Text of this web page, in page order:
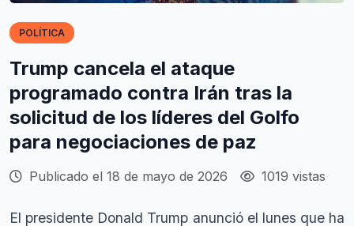
POLÍTICA
Trump cancela el ataque
programado contra Irán tras la
solicitud de los líderes del Golfo
para negociaciones de paz
Publicado el 18 de mayo de 2026 1019 vistas
El presidente Donald Trump anunció el lunes que ha